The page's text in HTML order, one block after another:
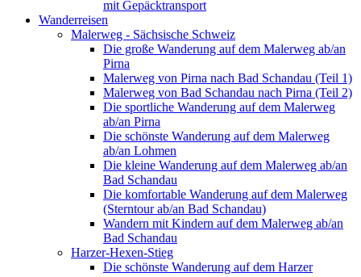
mit Gepäcktransport
Wanderreisen
Malerweg - Sächsische Schweiz
Die große Wanderung auf dem Malerweg ab/an
Pirna
Malerweg von Pirna nach Bad Schandau (Teil 1)
Malerweg von Bad Schandau nach Pirna (Teil 2)
Die sportliche Wanderung auf dem Malerweg
ab/an Pirna
Die schönste Wanderung auf dem Malerweg
ab/an Lohmen
Die kleine Wanderung auf dem Malerweg ab/an
Bad Schandau
Die komfortable Wanderung auf dem Malerweg
(Sterntour ab/an Bad Schandau)
Wandern mit Kindern auf dem Malerweg ab/an
Bad Schandau
Harzer-Hexen-Stieg
Die schönste Wanderung auf dem Harzer